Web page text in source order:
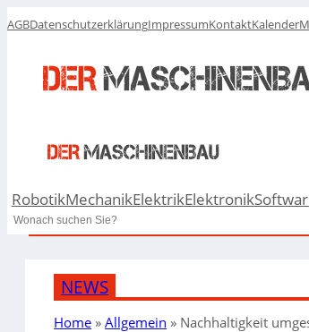
AGBDatenschutzerklärungImpressumKontaktKalender
RobotikMechanikElektrikElektronik
Search
NEWS
Home »Allgemein » Nachhaltigkeit